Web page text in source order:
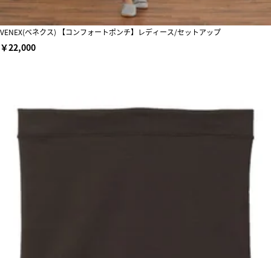
VENEX(ベネクス) 【コンフォートポンチ】レディース/セットアップ
￥22,000